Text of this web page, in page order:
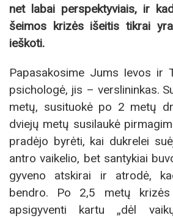
net labai perspektyviais, ir
šeimos krizės išeitis tikrai
ieškoti.
Papasakosime Jums Ievos ir
psichologė, jis – verslininkas.
metų, susituokė po 2 metų
dviejų metų susilaukė
pradėjo byrėti, kai dukrelei
antro vaikelio, bet santykiai
gyveno atskirai ir atrodė,
bendro. Po 2,5 metų krizės
apsigyventi kartu „dėl